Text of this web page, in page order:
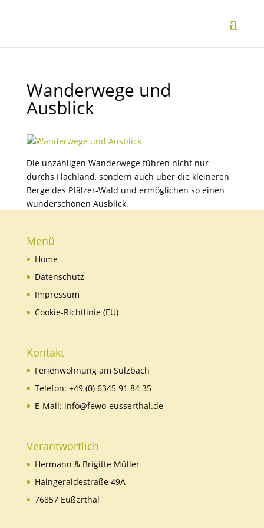
Wanderwege und
Ausblick
Die unzähligen Wanderwege führen nicht nur
durchs Flachland, sondern auch über die kleineren
Berge des Pfälzer-Wald und ermöglichen so einen
wunderschönen Ausblick.
Menü
Home
Datenschutz
Impressum
Cookie-Richtlinie (EU)
Kontakt
Ferienwohnung am Sulzbach
Telefon: +49 (0) 6345 91 84 35
E-Mail: info@fewo-eusserthal.de
Verantwortlich
Hermann & Brigitte Müller
Haingeraidestraße 49A
76857 Eußerthal